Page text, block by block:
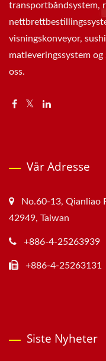
transportbåndsystem,
visningskonveyor,
matleveringssystem
oss.
Vår Adresse
No.60-13, Qianliao
42949, Taiwan
+886-4-25263939
+886-4-25263131
Siste Nyheter